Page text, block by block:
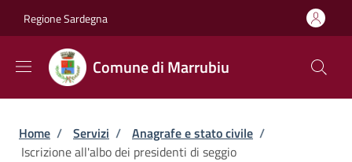
Regione Sardegna
Comune di Marrubiu
Briciole di pane
Home / Servizi / Anagrafe e stato civile /
Iscrizione all'albo dei presidenti di seggio